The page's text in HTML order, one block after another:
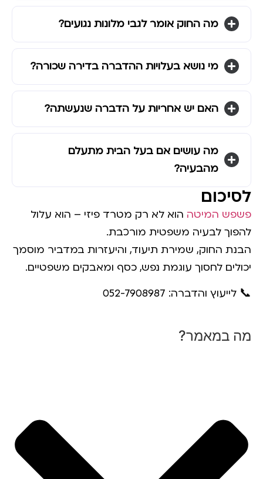
מה החוק אומר לגבי מלונות נגועים?
מי נושא בעלויות ההדברה בדירה שכורה?
האם יש אחריות על הדברה שנעשתה?
מה עושים אם בעל הבית מתעלם
מהבעיה?
לסיכום
פשפש המיטה הוא לא רק מטרד פיזי – הוא עלול
להפוך לבעיה משפטית מורכבת.
הבנת החוק, שמירת תיעוד, והיעזרות במדביר מוסמך
יכולים לחסוך עוגמת נפש, כסף ומאבקים משפטיים.
📞 לייעוץ והדברה: 052-7908987
מה במאמר?